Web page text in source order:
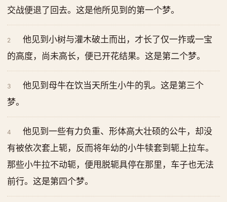
交战便退了回去。这是他所见到的第一个梦。
2
他见到小树与灌木破土而出，才长了仅一拃或一宝
的高度，尚未高长，便已开花结果。这是第二个梦。
3
他见到母牛在饮当天所生小牛的乳。这是第三个
梦。
4
他见到一些有力负重、形体高大壮硕的公牛，却没
有被依次套上轭，反而将年幼的小牛犊套到轭上拉车。
那些小牛拉不动轭，便甩脱轭具停在那里，车子也无法
前行。这是第四个梦。